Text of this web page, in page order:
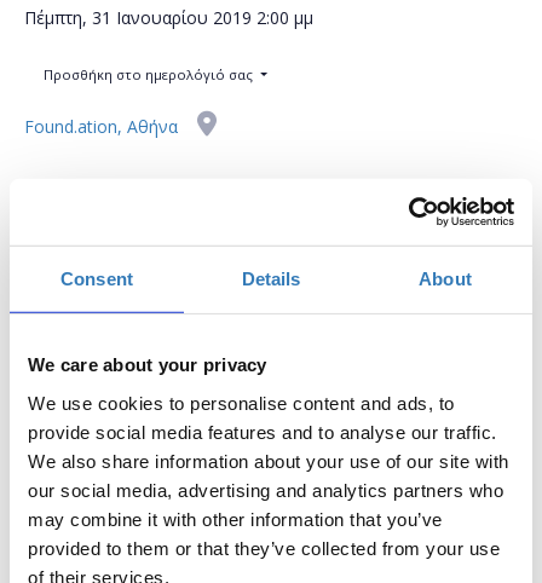
Consent Details About
We care about your privacy
We use cookies to personalise content and ads, to
provide social media features and to analyse our traffic.
We also share information about your use of our site with
our social media, advertising and analytics partners who
may combine it with other information that you’ve
provided to them or that they’ve collected from your use
of their services.
Πέμπτη, 31 Ιανουαρίου 2019 2:00 μμ
Προσθήκη στο ημερολόγιό σας
Found.ation, Αθήνα
Η περίοδος εγγραφών έχει λήξει.
Η δημιουργία ενός θέματος για το WordPress είναι πιο
εύκολη από ποτέ στις μέρες μας (θεωρητικά, ένα αρχείο
index.php και ένα αρχείο style.css είναι το μόνο που
χρειάζεστε!). Αλλά αν σκοπεύετε να δημιουργήσετε ένα
καλό θέμα, θα χρειαστεί να έχετε σωστές βάσεις. Σε αυτό
το μάθημα θα δούμε τις βασικές πρακτικές για το πως